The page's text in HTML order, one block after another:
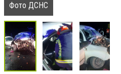
Фото ДСНС